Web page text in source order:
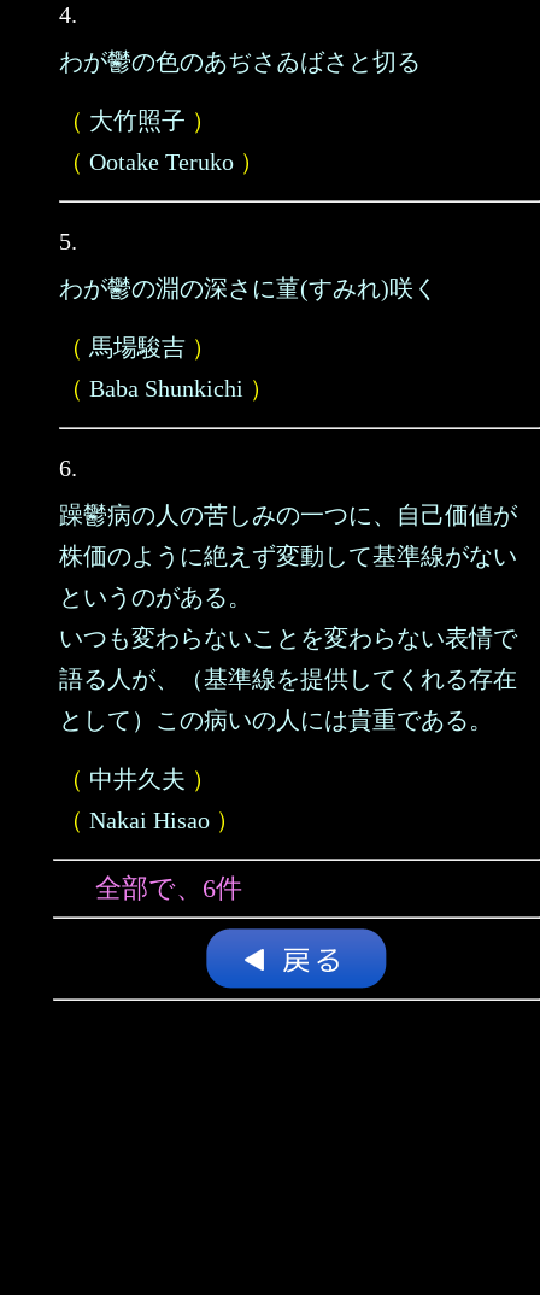
4.
わが鬱の色のあぢさゐばさと切る
（ 大竹照子 ）
（ Ootake Teruko ）
5.
わが鬱の淵の深さに菫(すみれ)咲く
（ 馬場駿吉 ）
（ Baba Shunkichi ）
6.
躁鬱病の人の苦しみの一つに、自己価値が
株価のように絶えず変動して基準線がない
というのがある。
いつも変わらないことを変わらない表情で
語る人が、（基準線を提供してくれる存在
として）この病いの人には貴重である。
（ 中井久夫 ）
（ Nakai Hisao ）
全部で、6件